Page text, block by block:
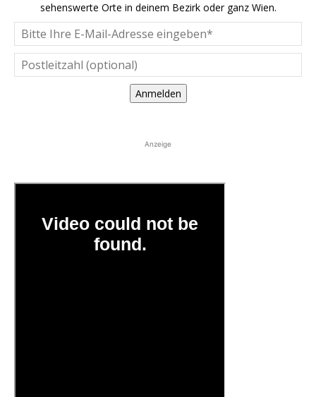
sehenswerte Orte in deinem Bezirk oder ganz Wien.
Anmelden
Anzeige